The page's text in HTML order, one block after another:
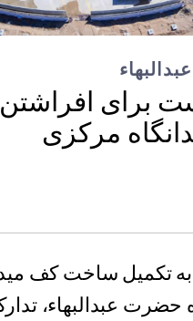
برای افراشتن
مرکزی
تکمیل ساخت کف
حضرت عبدالبها‌ء،